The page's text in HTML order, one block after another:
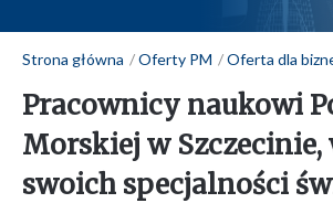
Strona główna Oferty PM Oferta dla
Pracownicy naukowi
Morskiej w Szczecinie,
swoich specjalności